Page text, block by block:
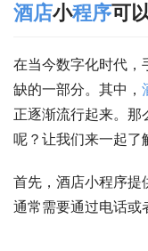
酒店小程序可
在当今数字化时代，
缺的一部分。其中，
正逐渐流行起来。那
呢？让我们来一起了
首先，酒店小程序提
通常需要通过电话或